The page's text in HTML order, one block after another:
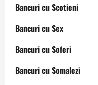
Bancuri cu Scotieni
Bancuri cu Sex
Bancuri cu Soferi
Bancuri cu Somalezi